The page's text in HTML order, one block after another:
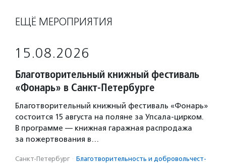
ЕЩЁ МЕРОПРИЯТИЯ
15.08.2026
Благотворительный книжный фестиваль
«Фонарь» в Санкт-Петербурге
Благотворительный книжный фестиваль «Фонарь»
состоится 15 августа на поляне за Упсала-цирком.
В программе — книжная гаражная распродажа
за пожертвования в…
Санкт-Петербург · Благотвори­тель­ность и доброволь­чест­